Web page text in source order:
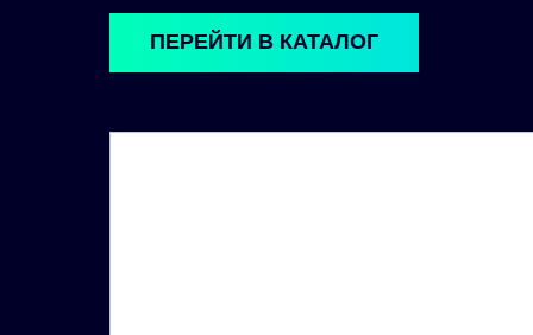
ПЕРЕЙТИ В КАТАЛОГ